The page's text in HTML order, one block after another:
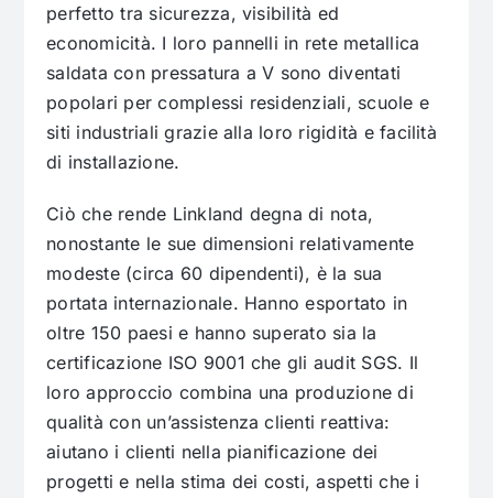
perfetto tra sicurezza, visibilità ed
economicità. I loro pannelli in rete metallica
saldata con pressatura a V sono diventati
popolari per complessi residenziali, scuole e
siti industriali grazie alla loro rigidità e facilità
di installazione.
Ciò che rende Linkland degna di nota,
nonostante le sue dimensioni relativamente
modeste (circa 60 dipendenti), è la sua
portata internazionale. Hanno esportato in
oltre 150 paesi e hanno superato sia la
certificazione ISO 9001 che gli audit SGS. Il
loro approccio combina una produzione di
qualità con un’assistenza clienti reattiva:
aiutano i clienti nella pianificazione dei
progetti e nella stima dei costi, aspetti che i